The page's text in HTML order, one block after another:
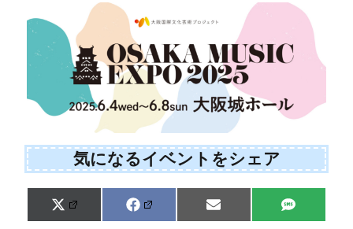
気になるイベントをシェア
Share
on
X
(
Share
on
F
a
Share
on
E
m
Share
on
S
M